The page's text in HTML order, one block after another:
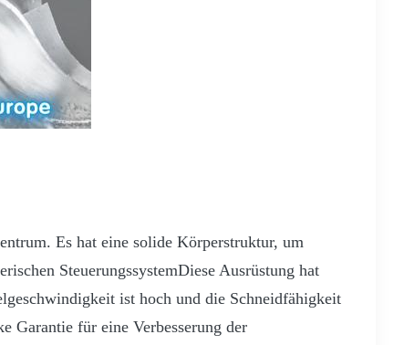
Es hat eine solide Körperstruktur, um
SteuerungssystemDiese Ausrüstung hat
ist hoch und die Schneidfähigkeit
Garantie für eine Verbesserung der